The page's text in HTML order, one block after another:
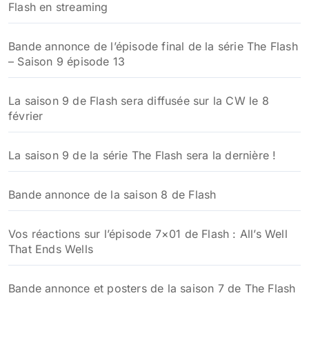
Flash en streaming
Bande annonce de l’épisode final de la série The Flash
– Saison 9 épisode 13
La saison 9 de Flash sera diffusée sur la CW le 8
février
La saison 9 de la série The Flash sera la dernière !
Bande annonce de la saison 8 de Flash
Vos réactions sur l’épisode 7×01 de Flash : All’s Well
That Ends Wells
Bande annonce et posters de la saison 7 de The Flash